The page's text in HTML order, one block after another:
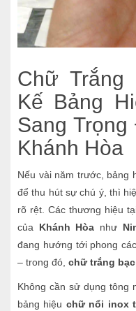
Chữ Trắng
Kế Bảng
Sang
Khánh Hòa
Nếu vài năm trước, bảng
để thu hút sự chú ý, thì
rõ rệt. Các thương hiệu
của Khánh Hòa như
đang hướng tới phong
– trong đó, chữ trắng bạc
Không cần sử dụng tông
bảng hiệu chữ nổi inox